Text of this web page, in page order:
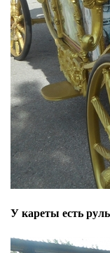
У кареты есть